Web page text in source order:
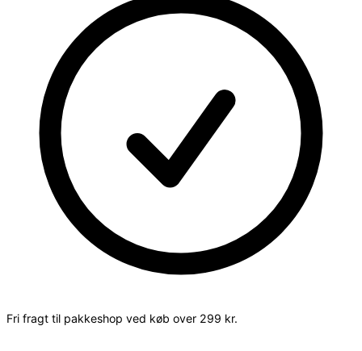
Fri fragt til pakkeshop ved køb over 299 kr.